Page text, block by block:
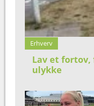
Erhverv
Lav et
ulykke